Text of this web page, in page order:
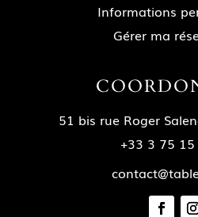
Informations
Gérer ma
51 bis rue Roger
+33 3 75